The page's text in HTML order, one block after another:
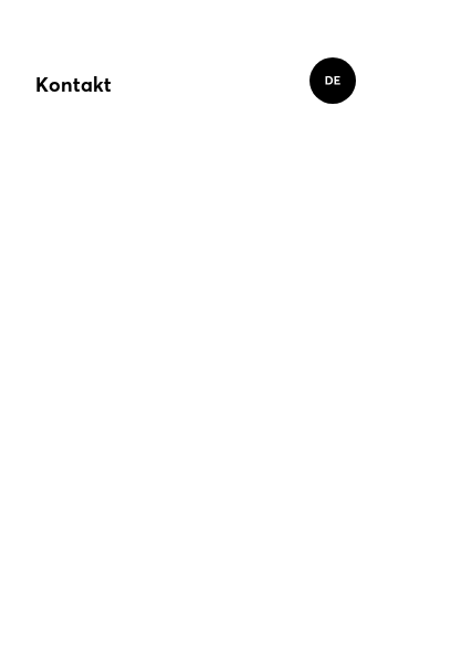
Kontakt